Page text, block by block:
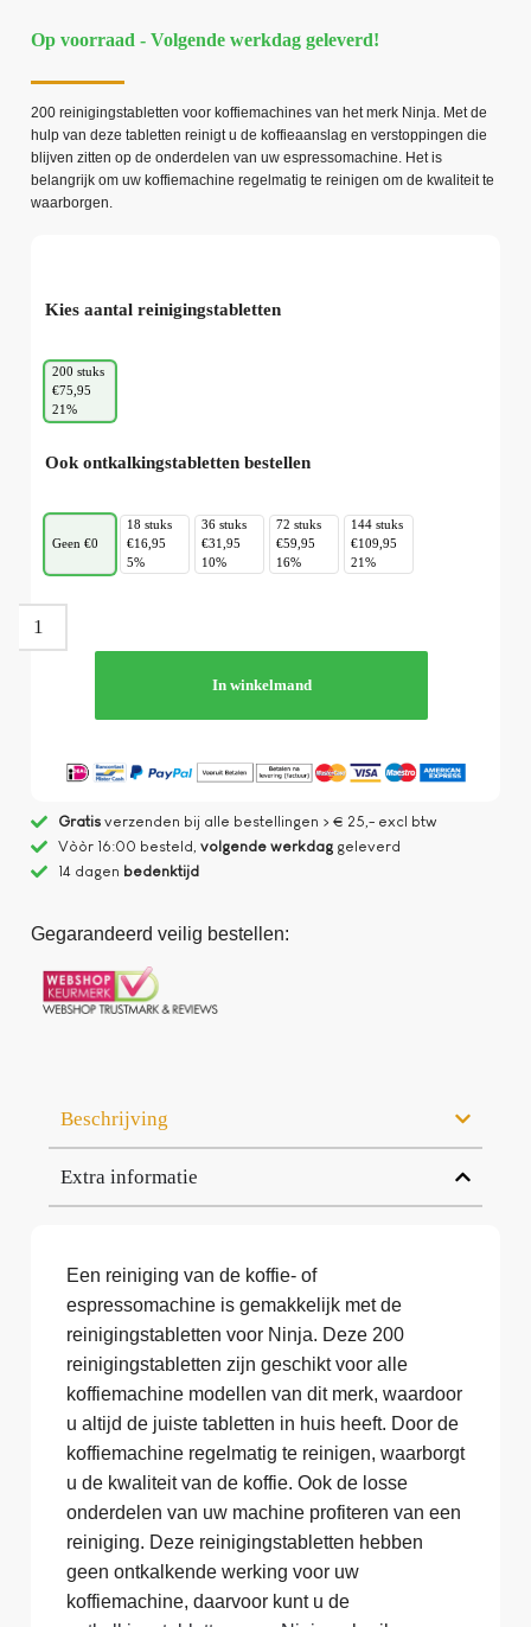
Op voorraad - Volgende werkdag geleverd!
200 reinigingstabletten voor koffiemachines van het merk Ninja. Met de
hulp van deze tabletten reinigt u de koffieaanslag en verstoppingen die
blijven zitten op de onderdelen van uw espressomachine. Het is
belangrijk om uw koffiemachine regelmatig te reinigen om de kwaliteit te
waarborgen.
Kies aantal reinigingstabletten
200 stuks
€75,95
21%
Ook ontkalkingstabletten bestellen
Geen €0
18 stuks
€16,95
5%
36 stuks
€31,95
10%
72 stuks
€59,95
16%
144 stuks
€109,95
21%
In winkelmand
Gratisverzenden bij alle bestellingen > € 25,- excl btw
Vòòr 16:00 besteld, volgende werkdaggeleverd
14 dagen bedenktijd
Gegarandeerd veilig bestellen:
Beschrijving
Extra informatie
Een reiniging van de koffie- of
espressomachine is gemakkelijk met de
reinigingstabletten voor Ninja. Deze 200
reinigingstabletten zijn geschikt voor alle
koffiemachine modellen van dit merk, waardoor
u altijd de juiste tabletten in huis heeft. Door de
koffiemachine regelmatig te reinigen, waarborgt
u de kwaliteit van de koffie. Ook de losse
onderdelen van uw machine profiteren van een
reiniging. Deze reinigingstabletten hebben
geen ontkalkende werking voor uw
koffiemachine, daarvoor kunt u de